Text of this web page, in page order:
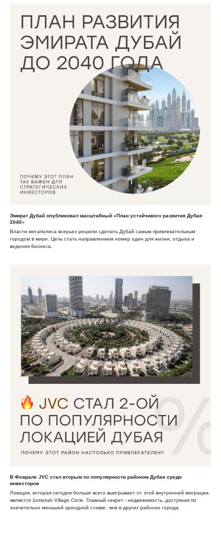
Эмират Дубай опубликовал масштабный «План устойчивого развития Дубая
2040»
Власти мегаполиса всерьез решили сделать Дубай самым привлекательным
городом в мире. Цель стать направлением номер один для жизни, отдыха и
ведения бизнеса.
В Феврале JVC стал вторым по популярности районом Дубая среди
инвесторов
Локация, которая сегодня больше всего выигрывает от этой внутренней миграции,
является Jumeirah Village Circle. Главный секрет - недвижимость, доступная по
значительно меньшей арендной ставке, чем в других районах города.